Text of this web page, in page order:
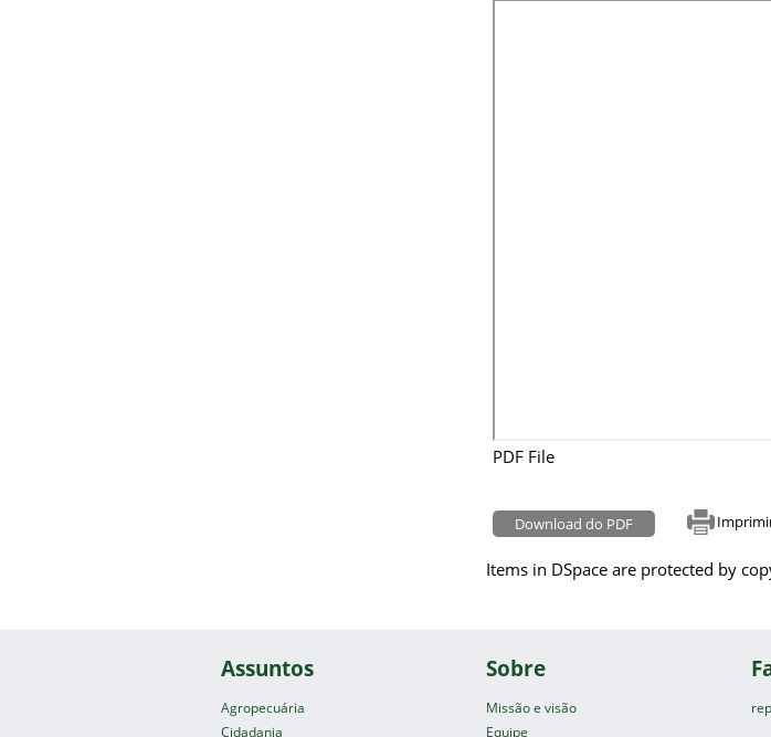
PDF File
Download do PDF
Items in DSpace are protected by
Assuntos
Agropecuária
Cidadania
Sobre
Missão e visão
Equipe